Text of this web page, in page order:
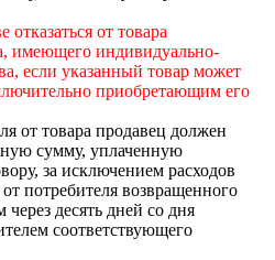
отказаться от товара
имеющего индивидуально-
если указанный товар может
приобретающим его
от товара продавец должен
сумму, уплаченную
за исключением расходов
потребителя возвращенного
через десять дней со дня
соответствующего